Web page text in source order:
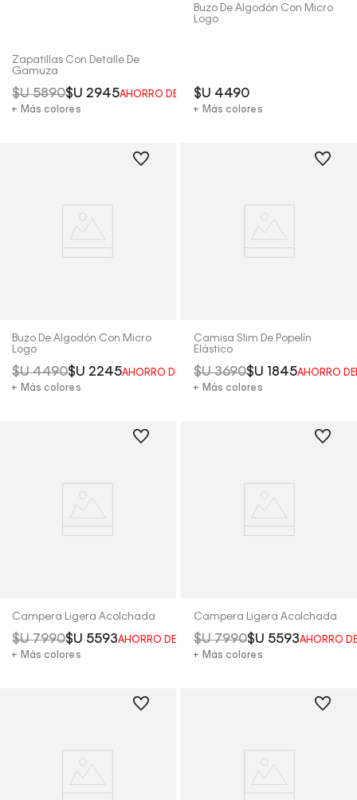
Zapatillas Con Detalle De
Gamuza
$U 5890$U 2945AHORRO DEL
50%
+ Más colores
Buzo De Algodón Con Micro
Logo
$U 4490
+ Más colores
Buzo De Algodón Con Micro
Logo
$U 4490$U 2245AHORRO DEL
50%
+ Más colores
Camisa Slim De Popelín
Elástico
$U 3690$U 1845AHORRO
+ Más colores
Campera Ligera Acolchada
$U 7990$U 5593AHORRO DEL
30%
+ Más colores
Campera Ligera Acolchada
$U 7990$U 5593AHORRO
+ Más colores